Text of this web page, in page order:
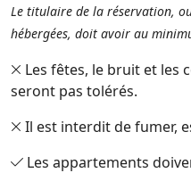
Le titulaire de la réservation,
hébergées, doit avoir au
Les fêtes, le bruit et les
seront pas tolérés.
Il est interdit de fumer,
Les appartements